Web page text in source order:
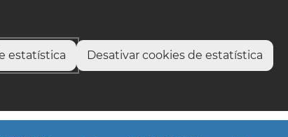
estatística Desativar cookies de estatística